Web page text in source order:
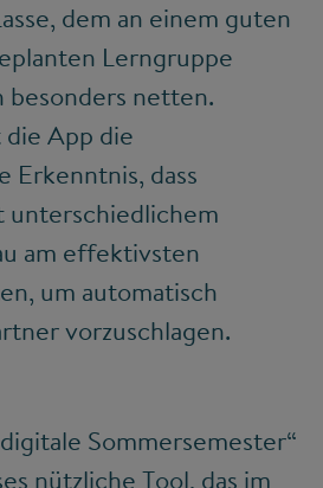
dem an einem guten
Lerngruppe
besonders netten.
App die
Erkenntnis, dass
unterschiedlichem
am effektivsten
um automatisch
vorzuschlagen.
Sommersemester“
nützliche Tool, das im